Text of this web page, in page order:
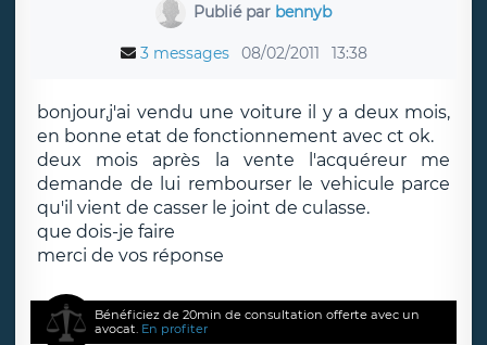
Publié par bennyb
3 messages 08/02/2011 13:38
bonjour,j'ai vendu une voiture il y a deux mois,
en bonne etat de fonctionnement avec ct ok.
deux mois après la vente l'acquéreur me
demande de lui rembourser le vehicule parce
qu'il vient de casser le joint de culasse.
que dois-je faire
merci de vos réponse
Bénéficiez de 20min de consultation offerte avec un
avocat. En profiter